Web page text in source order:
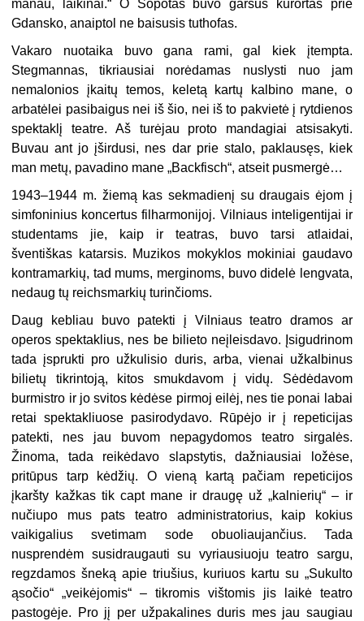
manau, laikinai.“ O Sopotas buvo garsus kurortas prie
Gdansko, anaiptol ne baisusis tuthofas.
Vakaro nuotaika buvo gana rami, gal kiek įtempta.
Stegmannas, tikriausiai norėdamas nuslysti nuo jam
nemalonios įkaitų temos, keletą kartų kalbino mane, o
arbatėlei pasibaigus nei iš šio, nei iš to pakvietė į rytdienos
spektaklį teatre. Aš turėjau proto mandagiai atsisakyti.
Buvau ant jo įširdusi, nes dar prie stalo, paklausęs, kiek
man metų, pavadino mane „Backfisch“, atseit pusmergė…
1943–1944 m. žiemą kas sekmadienį su draugais ėjom į
simfoninius koncertus filharmonijoj. Vilniaus inteligentijai ir
studentams jie, kaip ir teatras, buvo tarsi atlaidai,
šventiškas katarsis. Muzikos mokyklos mokiniai gaudavo
kontramarkių, tad mums, merginoms, buvo didelė lengvata,
nedaug tų reichsmarkių turinčioms.
Daug kebliau buvo patekti į Vilniaus teatro dramos ar
operos spektaklius, nes be bilieto neįleisdavo. Įsigudrinom
tada įsprukti pro užkulisio duris, arba, vienai užkalbinus
bilietų tikrintoją, kitos smukdavom į vidų. Sėdėdavom
burmistro ir jo svitos kėdėse pirmoj eilėj, nes tie ponai labai
retai spektakliuose pasirodydavo. Rūpėjo ir į repeticijas
patekti, nes jau buvom nepagydomos teatro sirgalės.
Žinoma, tada reikėdavo slapstytis, dažniausiai ložėse,
pritūpus tarp kėdžių. O vieną kartą pačiam repeticijos
įkaršty kažkas tik capt mane ir draugę už „kalnierių“ – ir
nučiupo mus pats teatro administratorius, kaip kokius
vaikigalius svetimam sode obuoliaujančius. Tada
nusprendėm susidraugauti su vyriausiuoju teatro sargu,
regzdamos šneką apie triušius, kuriuos kartu su „Sukulto
ąsočio“ „veikėjomis“ – tikromis vištomis jis laikė teatro
pastogėje. Pro jį per užpakalines duris mes jau saugiau